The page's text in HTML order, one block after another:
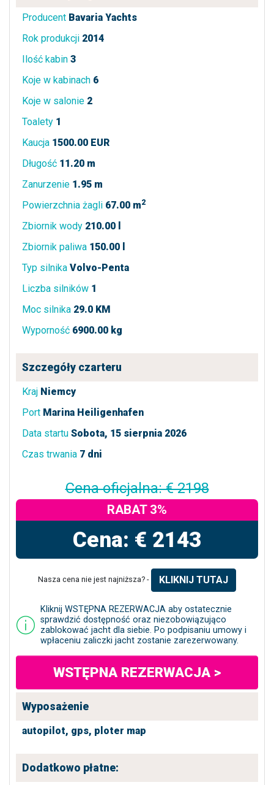
Producent Bavaria Yachts
Rok produkcji 2014
Ilość kabin 3
Koje w kabinach 6
Koje w salonie 2
Toalety 1
Kaucja 1500.00 EUR
Długość 11.20 m
Zanurzenie 1.95 m
Powierzchnia żagli 67.00 m2
Zbiornik wody 210.00 l
Zbiornik paliwa 150.00 l
Typ silnika Volvo-Penta
Liczba silników 1
Moc silnika 29.0 KM
Wyporność 6900.00 kg
Szczegóły czarteru
Kraj Niemcy
Port Marina Heiligenhafen
Data startu Sobota, 15 sierpnia 2026
Czas trwania 7 dni
Cena oficjalna: € 2198
RABAT 3%
Cena: € 2143
Nasza cena nie jest najniższa? - KLIKNIJ TUTAJ
Kliknij WSTĘPNA REZERWACJA aby ostatecznie
sprawdzić dostępność oraz niezobowiązująco
zablokować jacht dla siebie. Po podpisaniu umowy i
wpłaceniu zaliczki jacht zostanie zarezerwowany.
WSTĘPNA REZERWACJA >
Wyposażenie
autopilot, gps, ploter map
Dodatkowo płatne: